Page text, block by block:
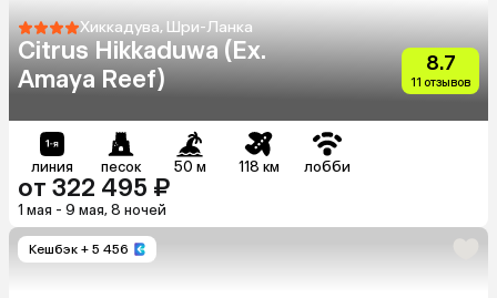
Хиккадува, Шри-Ланка
Citrus Hikkaduwa (Ex.
Amaya Reef)
8.7
11 отзывов
линия песок 50 м 118 км лобби
от 322 495 ₽
1 мая - 9 мая, 8 ночей
Кешбэк + 5 456